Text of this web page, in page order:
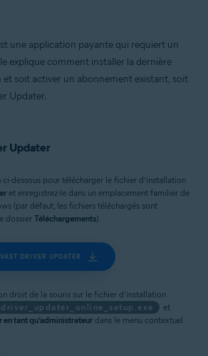
une application payante qui requiert un
explique comment installer la dernière
soit activer un abonnement existant, soit
Updater.
Updater
dessous pour télécharger le fichier d’installation
et enregistrez-le dans un emplacement familier de
(par défaut, les fichiers téléchargés sont
dossierTéléchargements).
DRIVER UPDATER
droit de la souris sur le fichier d’installation
et
en tant qu’administrateur dans le menu contextuel.